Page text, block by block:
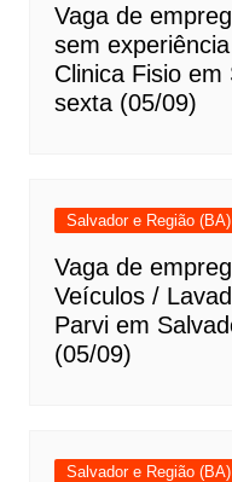
Vaga de
sem
Clinica Fisio
sexta (05/09)
Salvador e Região (BA)
Vaga de
Veículos /
Parvi em
(05/09)
Salvador e Região (BA)